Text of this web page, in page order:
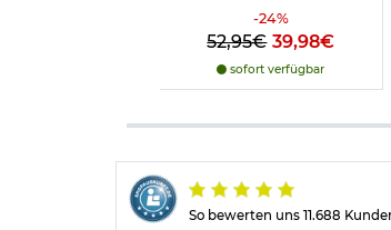
-24%
52,95€ 39,98€
sofort verfügbar
So bewerten uns 11.688